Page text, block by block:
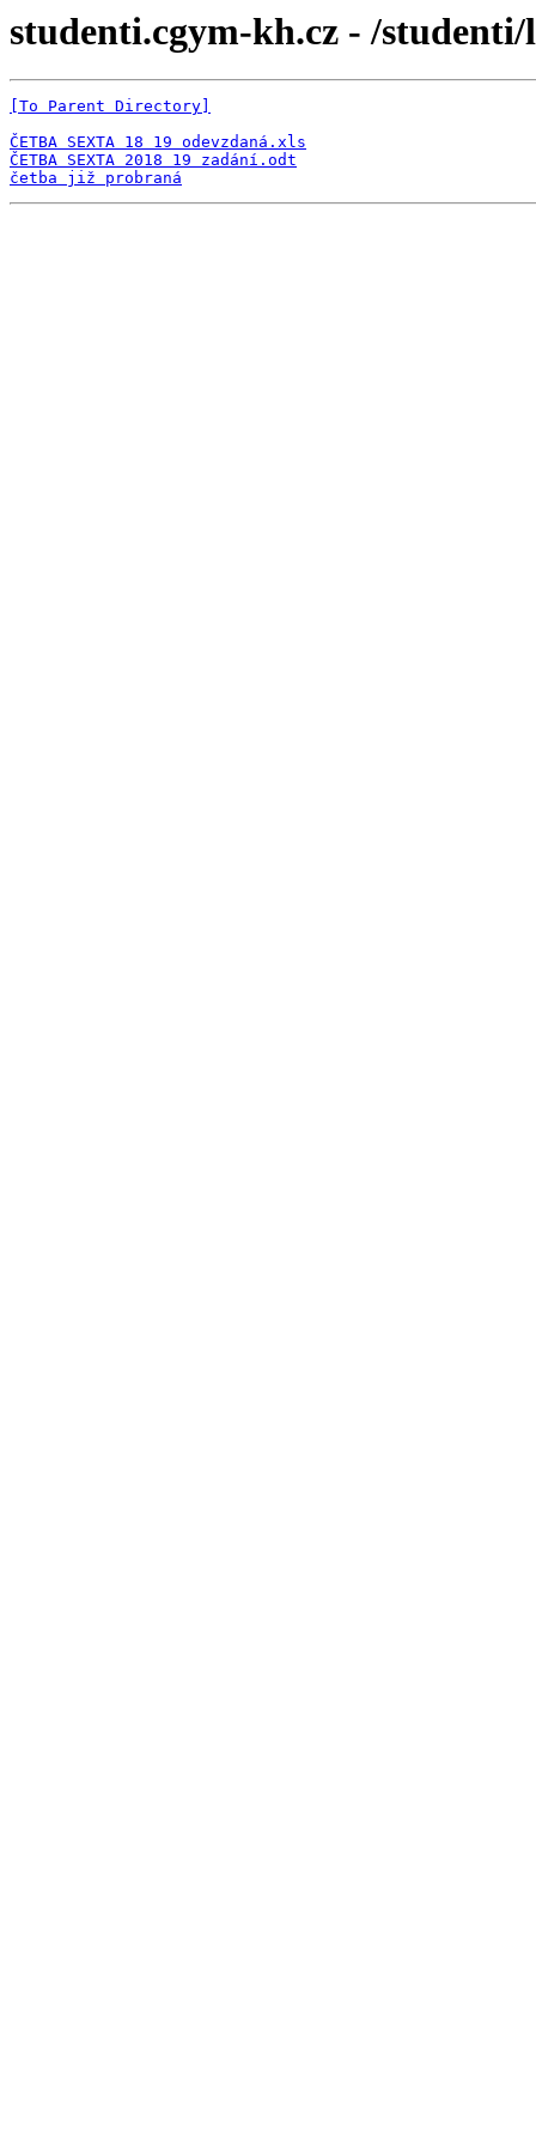
studenti.cgym-kh.cz - /
[To Parent Directory]
ČETBA SEXTA 18 19 odevzdaná.xls
ČETBA SEXTA 2018 19 zadání.odt
četba již probraná